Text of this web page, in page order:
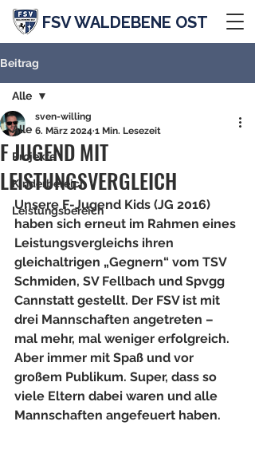
FSV WALDEBENE OST
Beitrag
Alle
Projekte
Kinderbereich
Leistungsbereich
Alle
F JUGEND MIT
LEISTUNGSVERGLEICH
sven-willing
6. März 2024 1 Min. Lesezeit
Unsere F-Jugend Kids (JG 2016)
haben sich erneut im Rahmen eines
Leistungsvergleichs ihren
gleichaltrigen „Gegnern“ vom TSV
Schmiden, SV Fellbach und Spvgg
Cannstatt gestellt. Der FSV ist mit
drei Mannschaften angetreten –
mal mehr, mal weniger erfolgreich.
Aber immer mit Spaß und vor
großem Publikum. Super, dass so
viele Eltern dabei waren und alle
Mannschaften angefeuert haben.